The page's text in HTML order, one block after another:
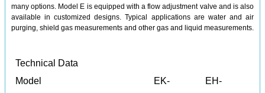
many options. Model E is equipped with a flow adjustment valve and is also
available in customized designs. Typical applications are water and air
purging, shield gas measurements and other gas and liquid measurements.
Technical Data
Model
EK-
EH-